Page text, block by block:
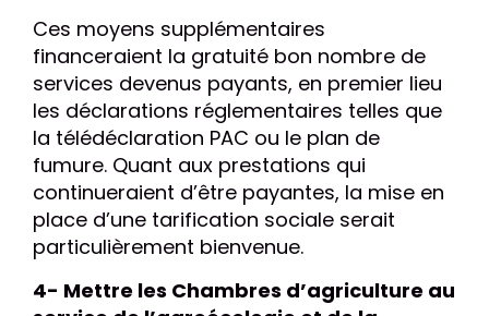
Ces moyens supplémentaires
financeraient la gratuité bon nombre de
services devenus payants, en premier lieu
les déclarations réglementaires telles que
la télédéclaration PAC ou le plan de
fumure. Quant aux prestations qui
continueraient d’être payantes, la mise en
place d’une tarification sociale serait
particulièrement bienvenue.
4- Mettre les Chambres d’agriculture au